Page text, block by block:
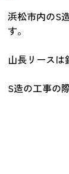
浜松市内のS
す。
山長リースは
S造の工事の